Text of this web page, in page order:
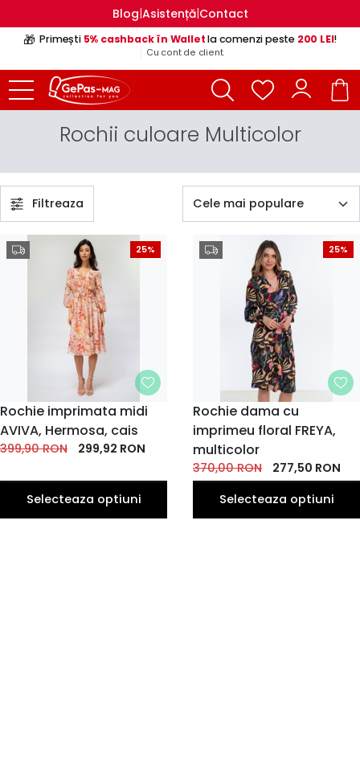
Blog|Asistență|Contact
🎁 Primești 5% cashback în Walletla comenzi peste 200 LEI!
Cu cont de client.
Rochii culoare Multicolor
Filtreaza
25%
MARIME
34 36 38 40
44
46
Rochie imprimata midi
AVIVA, Hermosa, cais
399,90RON 299,92 RON
Selecteaza optiuni
25%
MARIME
36 38 40 42 44
Rochie dama cu
imprimeu floral FREYA,
multicolor
370,00RON 277,50 RON
Selecteaza optiuni